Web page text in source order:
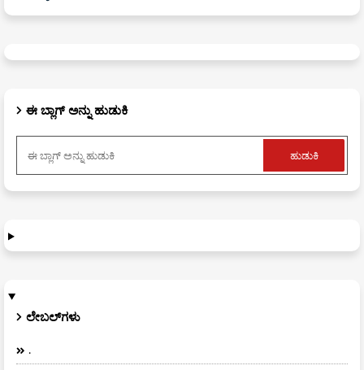
ಈ ಬ್ಲಾಗ್ ಅನ್ನು ಹುಡುಕಿ
ಲೇಬಲ್‌ಗಳು
.